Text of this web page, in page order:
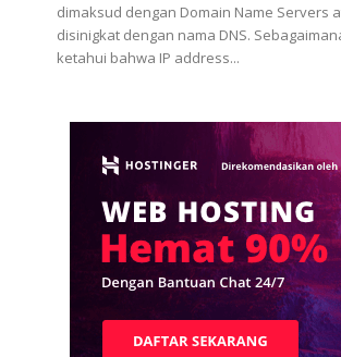
dimaksud dengan Domain Name Servers
disinigkat dengan nama DNS.
ketahui bahwa IP address...